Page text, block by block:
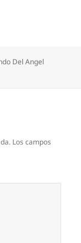
Del Angel
Los campos